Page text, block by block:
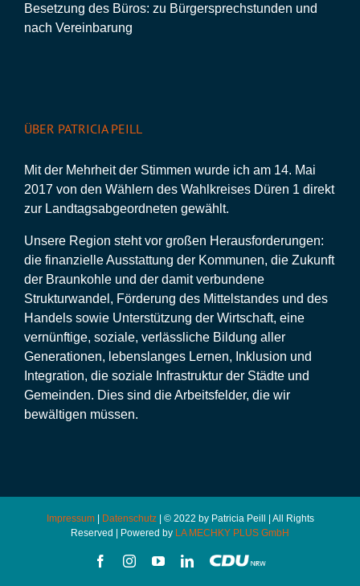
Besetzung des Büros: zu Bürgersprechstunden und
nach Vereinbarung
ÜBER PATRICIA PEILL
Mit der Mehrheit der Stimmen wurde ich am 14. Mai
2017 von den Wählern des Wahlkreises Düren 1 direkt
zur Landtagsabgeordneten gewählt.
Unsere Region steht vor großen Herausforderungen:
die finanzielle Ausstattung der Kommunen, die Zukunft
der Braunkohle und der damit verbundene
Strukturwandel, Förderung des Mittelstandes und des
Handels sowie Unterstützung der Wirtschaft, eine
vernünftige, soziale, verlässliche Bildung aller
Generationen, lebenslanges Lernen, Inklusion und
Integration, die soziale Infrastruktur der Städte und
Gemeinden. Dies sind die Arbeitsfelder, die wir
bewältigen müssen.
Impressum| Datenschutz| © 2022 by Patricia Peill | All Rights
Reserved | Powered by LA MECHKY PLUS GmbH
FacebookInstagramYouTubeLinkedIn
CDU